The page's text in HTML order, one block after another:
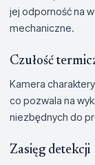
jej odporność na
mechaniczne.
Czułość
Kamera
co pozwala na
niezbędnych do
Zasięg detekcji